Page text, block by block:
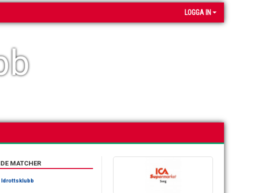
LOGGA IN
MATCHER
Idrottsklubb